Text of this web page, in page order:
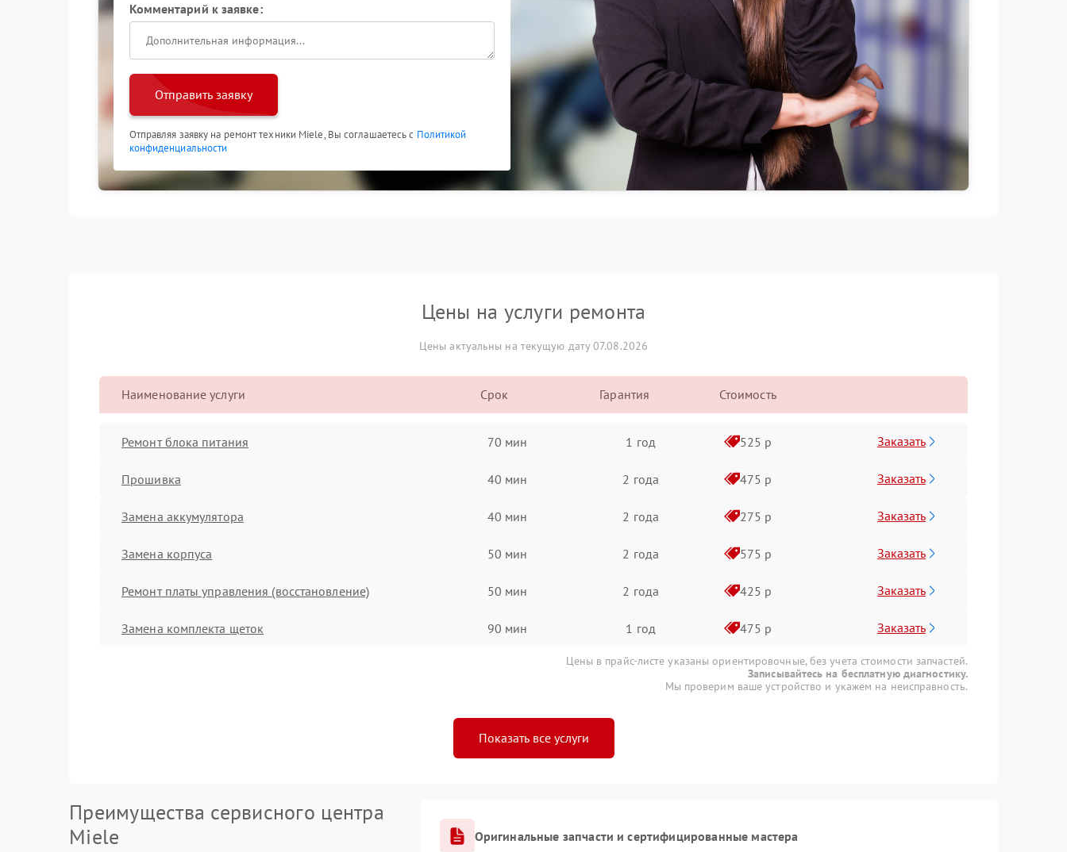
Комментарий к заявке:
Отправить заявку
Отправляя заявку на ремонт техники Miele, Вы соглашаетесь с Политикой
конфиденциальности
Цены на услуги ремонта
Цены актуальны на текущую дату 07.08.2026
Наименование услуги Срок Гарантия Стоимость
Ремонт блока питания 70 мин 1 год 525 р Заказать
Прошивка 40 мин 2 года 475 р Заказать
Замена аккумулятора 40 мин 2 года 275 р Заказать
Замена корпуса 50 мин 2 года 575 р Заказать
Ремонт платы управления (восстановление) 50 мин 2 года 425 р Заказать
Замена комплекта щеток 90 мин 1 год 475 р Заказать
Цены в прайс-листе указаны ориентировочные, без учета стоимости запчастей.
Записывайтесь на бесплатную диагностику.
Мы проверим ваше устройство и укажем на неисправность.
Показать все услуги
Преимущества сервисного центра
Miele
Оригинальные запчасти и сертифицированные мастера